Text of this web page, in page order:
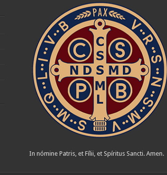
In nómine Patris, et Fílii, et Spíritus Sancti. Amen.